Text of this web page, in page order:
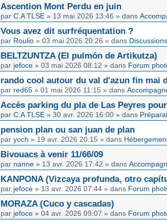
Ascention Mont Perdu en juin
par C.A TLSE » 13 mai 2026 13:46 » dans
Vous avez dit surfréquentation ?
par Roulio » 03 mai 2026 20:26 » dans
BELTZUNTZA (El pulmón de Artikutza)
par jefoce » 03 mai 2026 08:12 » dans Forum
rando cool autour du val d'azun fin mai
par red65 » 01 mai 2026 11:15 » dans
Accès parking du pla de Las Peyres
par C.A TLSE » 30 avr. 2026 16:00 » dans
pension plan ou san juan de plan
par yoch » 19 avr. 2026 20:15 » dans
Bivouacs à venir 11/66/09
par nanne » 13 avr. 2026 17:42 » dans
KANPONA (Vizcaya profunda, otro
par jefoce » 13 avr. 2026 07:44 » dans Forum
MORAZA (Cuco y cascadas)
par jefoce » 04 avr. 2026 09:07 » dans Forum